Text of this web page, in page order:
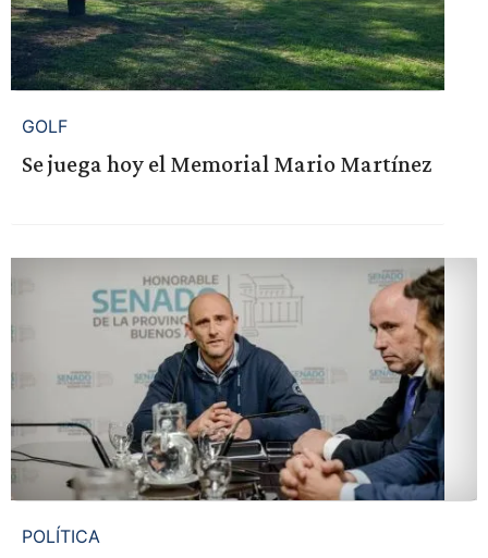
GOLF
Se juega hoy el Memorial Mario Martínez
POLÍTICA